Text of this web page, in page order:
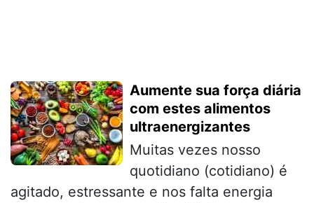
Aumente sua força diária
com estes alimentos
ultraenergizantes
Muitas vezes nosso
quotidiano (cotidiano) é
agitado, estressante e nos falta energia